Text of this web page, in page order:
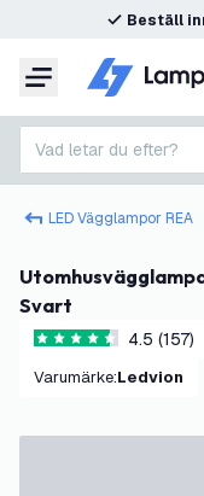
Beställ
Meny
Vad letar du efter?
LED Vägglampor REA
Utomhusvägglampa – Sacramento – GU10-sockel –
Svart
4.5 stjärnbetyg4.5 (157)
Varumärke: Ledvion